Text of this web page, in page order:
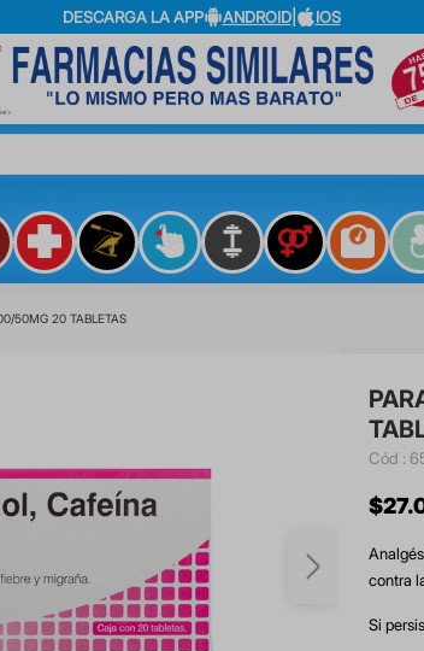
DESCARGA LA APP ANDROID| IOS
50MG 20 TABLETAS
:
$27.
contra
Si